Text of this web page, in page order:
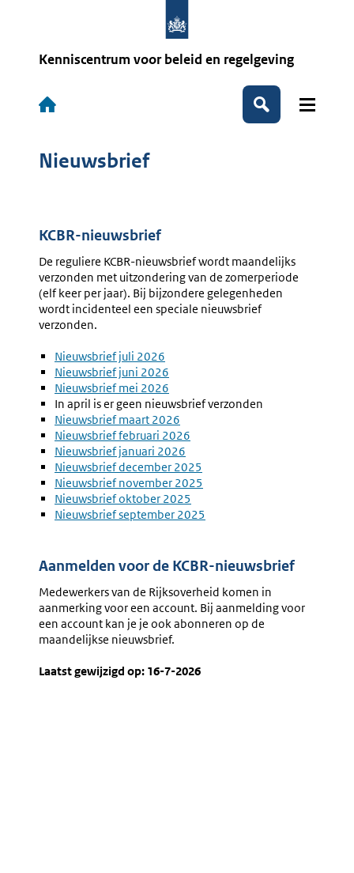
Kenniscentrum voor beleid en regelgeving
Hoofdnavigatie
Zoeken
Nieuwsbrief
KCBR-nieuwsbrief
De reguliere KCBR-nieuwsbrief wordt maandelijks
verzonden met uitzondering van de zomerperiode
(elf keer per jaar). Bij bijzondere gelegenheden
wordt incidenteel een speciale nieuwsbrief
verzonden.
Nieuwsbrief juli 2026
Nieuwsbrief juni 2026
Nieuwsbrief mei 2026
In april is er geen nieuwsbrief verzonden
Nieuwsbrief maart 2026
Nieuwsbrief februari 2026
Nieuwsbrief januari 2026
Nieuwsbrief december 2025
Nieuwsbrief november 2025
Nieuwsbrief oktober 2025
Nieuwsbrief september 2025
Aanmelden voor de KCBR-nieuwsbrief
Medewerkers van de Rijksoverheid komen in
aanmerking voor een account. Bij aanmelding voor
een account kan je je ook abonneren op de
maandelijkse nieuwsbrief.
Laatst gewijzigd op: 16-7-2026